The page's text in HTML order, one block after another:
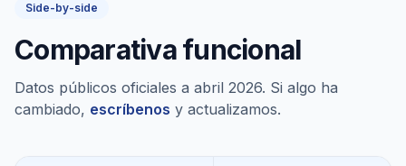
Side-by-side
Comparativa funcional
Datos públicos oficiales a abril 2026. Si algo ha
cambiado, escríbenos y actualizamos.